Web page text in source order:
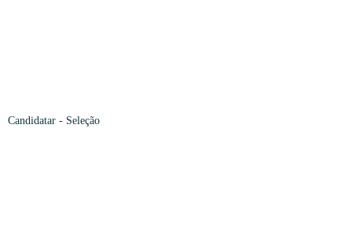
Candidatar - Seleção